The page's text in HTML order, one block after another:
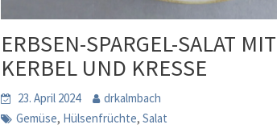
ERBSEN-SPARGEL-SALAT MIT
KERBEL UND KRESSE
23. April 2024
drkalmbach
Gemüse, Hülsenfrüchte,Salat